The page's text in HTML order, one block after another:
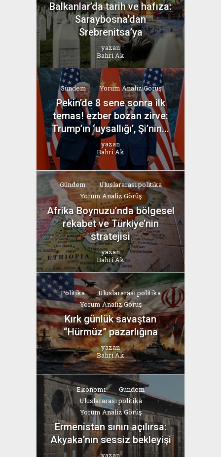
Balkanlar’da tarih ve hafıza:
Saraybosna’dan
Srebrenitsa’ya
yazan
Bahri Ak
Gündem Yorum Analiz Görüş
Pekin’de 8 sene sonra ilk
temas! ezber bozan zirve:
Trump’ın ‘uysallığı’, Şi’nin...
yazan
Bahri Ak
Gündem
Uluslararası politika
Yorum Analiz Görüş
Afrika Boynuzu’nda bölgesel
rekabet ve Türkiye’nin
stratejisi
yazan
Bahri Ak
Politika
Uluslararası politika
Yorum Analiz Görüş
Kırk günlük savaştan
“Hürmüz” pazarlığına
yazan
Bahri Ak
Ekonomi
Gündem
Uluslararası politika
Yorum Analiz Görüş
Ermenistan sınırı açılırsa:
Akyaka’nın sessiz bekleyişi
yazan